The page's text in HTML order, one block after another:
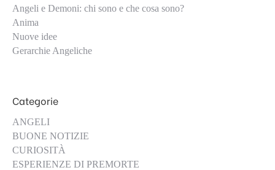
Angeli e Demoni: chi sono e che cosa sono?
Anima
Nuove idee
Gerarchie Angeliche
Categorie
ANGELI
BUONE NOTIZIE
CURIOSITÀ
ESPERIENZE DI PREMORTE